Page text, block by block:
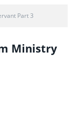
Part 3
Ministry